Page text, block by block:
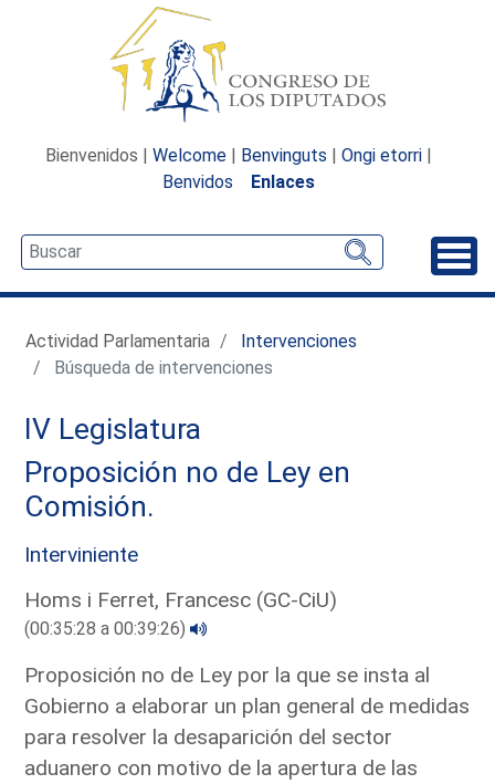
Bienvenidos | Welcome | Benvinguts | Ongi etorri |
Benvidos
Enlaces
Actividad Parlamentaria
Intervenciones
Búsqueda de intervenciones
IV Legislatura
Proposición no de Ley en
Comisión.
Interviniente
Homs i Ferret, Francesc (GC-CiU)
(00:35:28 a 00:39:26)
Proposición no de Ley por la que se insta al
Gobierno a elaborar un plan general de medidas
para resolver la desaparición del sector
aduanero con motivo de la apertura de las